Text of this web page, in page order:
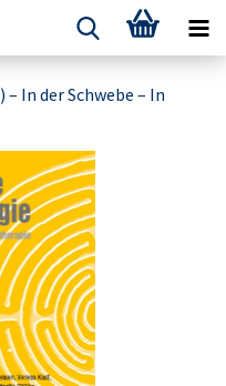
In der Schwebe – In